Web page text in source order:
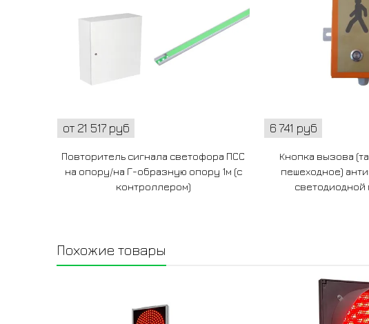
от 21 517 руб
Повторитель сигнала светофора ПСС
на опору/на Г-образную опору 1м (с
контроллером)
6 741 руб
Кнопка вызова
пешеходное)
светодиодной
Похожие товары